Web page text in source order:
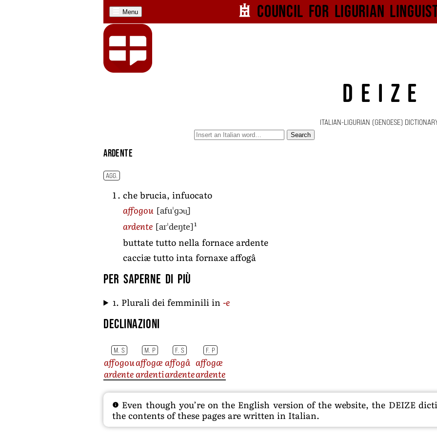
Menu Council for Ligurian
DEIZE
ITALIAN-LIGURIAN (GENOESE)
Search
ardente
AGG.
che brucia, infuocato
affogou [afuˈɡɔu̯]
ardente [arˈdeŋte]1
buttate tutto nella fornace ardente
cacciæ tutto inta fornaxe affogâ
Per saperne di più
1. Plurali dei femminili in -e
Declinazioni
M. S M. P F. S F. P
affogouaffogæ affogâ affogæ
ardenteardentiardenteardente
Even though you’re on the English version of the website, the DEIZE
the contents of these pages are written in Italian.